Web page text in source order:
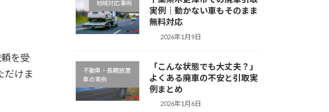
を受
だけま
地域対応事例
実例｜動かない車もそのまま
無料対応
2026年1月9日
不動車・長期放置
車の実例
「こんな状態でも大丈夫？」
よくある廃車の不安と引取実
例まとめ
2026年1月6日